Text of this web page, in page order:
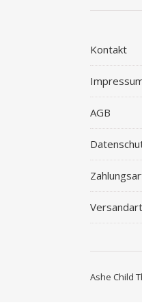
Kontakt
AGB
Ashe Child